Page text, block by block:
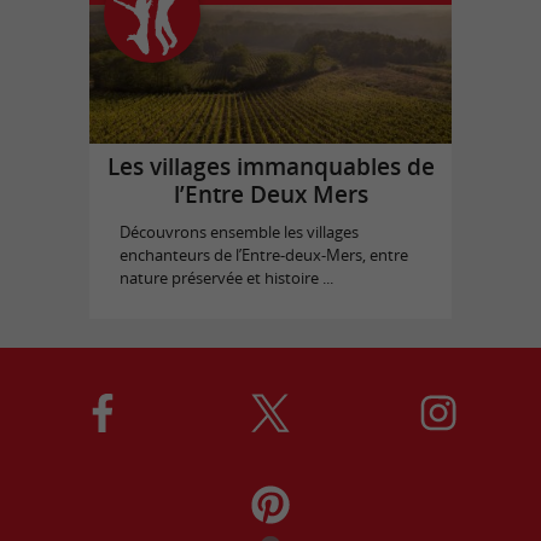
Les villages immanquables de
l’Entre Deux Mers
Découvrons ensemble les villages
enchanteurs de l’Entre-deux-Mers, entre
nature préservée et histoire ...